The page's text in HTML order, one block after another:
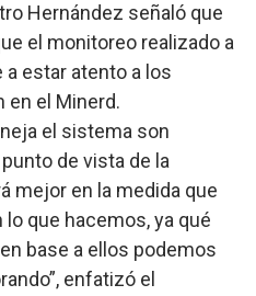
Hernández señaló que
el monitoreo realizado a
a estar atento a los
en el Minerd.
el sistema son
de vista de la
mejor en la medida que
que hacemos, ya qué
base a ellos podemos
enfatizó el